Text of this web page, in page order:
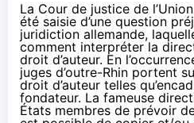
La Cour de justice de
été saisie d’une question
juridiction allemande,
comment interpréter la
droit d’auteur. En
juges d’outre-Rhin portent
droit d’auteur telles
fondateur. La fameuse
États membres de prévoir